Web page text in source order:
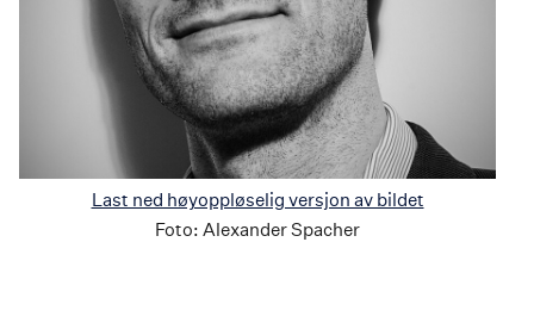
Last ned høyoppløselig versjon av bildet
Foto: Alexander Spacher